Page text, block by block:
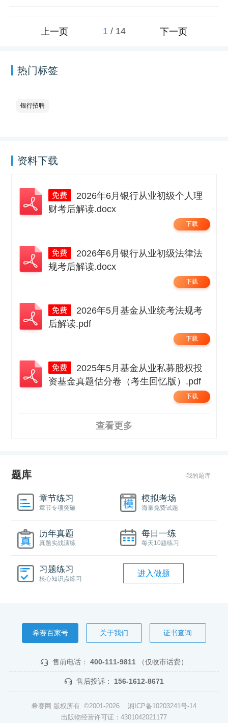
上一页 1 / 14 下一页
热门标签
银行招聘
资料下载
财考后解读.docx
下载
规考后解读.docx
下载
后解读.pdf
下载
资基金真题估分卷（考生回忆版）.pdf
下载
查看更多
题库 我的题库
章节练习
章节专项突破
模拟考场
海量免费试题
历年真题
真题实战演练
每日一练
每天10题练习
习题练习
核心知识点练习
进入做题
希赛百家号 关于我们 证书查询
售前电话： 400-111-9811 （仅收市话费）
售后投诉： 156-1612-8671
希赛网 版权所有 ©2001-2026 湘ICP备10203241号-14
出版物经营许可证：4301042021177